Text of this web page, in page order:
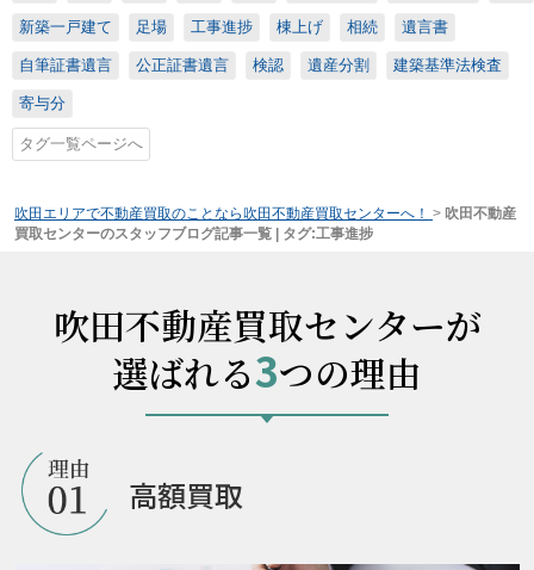
新築一戸建て 足場 工事進捗 棟上げ 相続 遺言書
自筆証書遺言 公正証書遺言 検認 遺産分割 建築基準法検査
寄与分
タグ一覧ページへ
吹田エリアで不動産買取のことなら吹田不動産買取センターへ！ > 吹田不動産
買取センターのスタッフブログ記事一覧 | タグ:工事進捗
吹田不動産買取センターが
選ばれる3つの理由
高額買取